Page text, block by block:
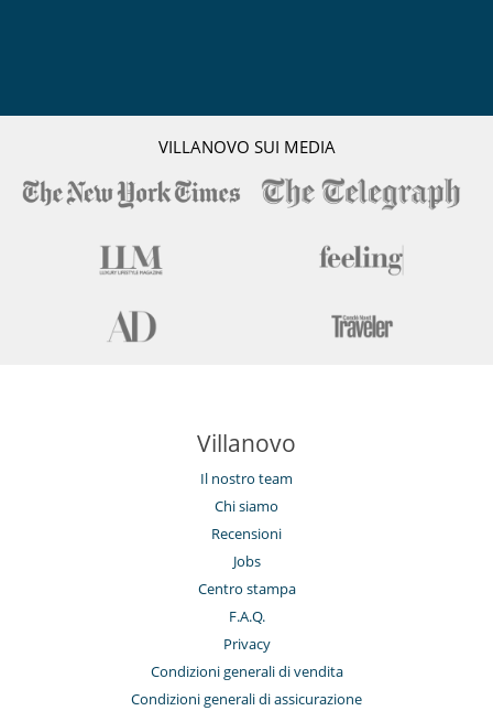
VILLANOVO SUI MEDIA
Villanovo
Il nostro team
Chi siamo
Recensioni
Jobs
Centro stampa
F.A.Q.
Privacy
Condizioni generali di vendita
Condizioni generali di assicurazione